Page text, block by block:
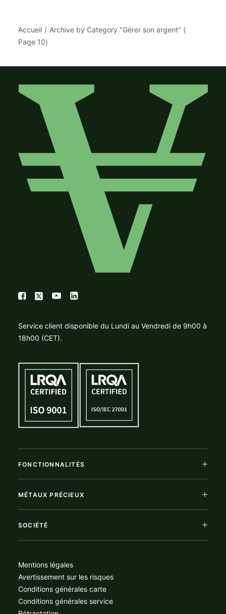
Accueil Archive by Category "Gérer son argent" (
Page 10)
Service client disponible du Lundi au Vendredi de 9h00 à
18h00 (CET).
FONCTIONNALITÉS
MÉTAUX PRÉCIEUX
SOCIÉTÉ
Mentions légales
Avertissement sur les risques
Conditions générales carte
Conditions générales service